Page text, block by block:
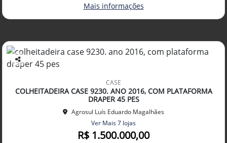
Mais informações
Co
arti
lhe
CASE
COLHEITADEIRA CASE 9230. ANO 2016, COM PLATAFORMA
DRAPER 45 PES
Agrosul Luís Eduardo Magalhães
Ver Mais 7 lojas
R$ 1.500.000,00